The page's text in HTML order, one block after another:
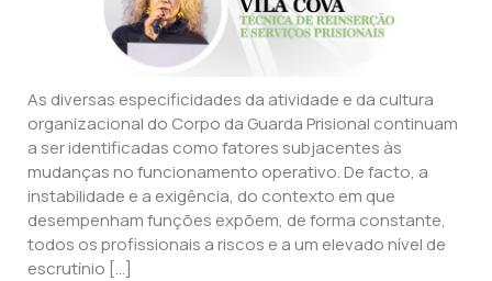
As diversas especificidades da atividade e da cultura
organizacional do Corpo da Guarda Prisional continuam
a ser identificadas como fatores subjacentes às
mudanças no funcionamento operativo. De facto, a
instabilidade e a exigência, do contexto em que
desempenham funções expõem, de forma constante,
todos os profissionais a riscos e a um elevado nível de
escrutínio […]